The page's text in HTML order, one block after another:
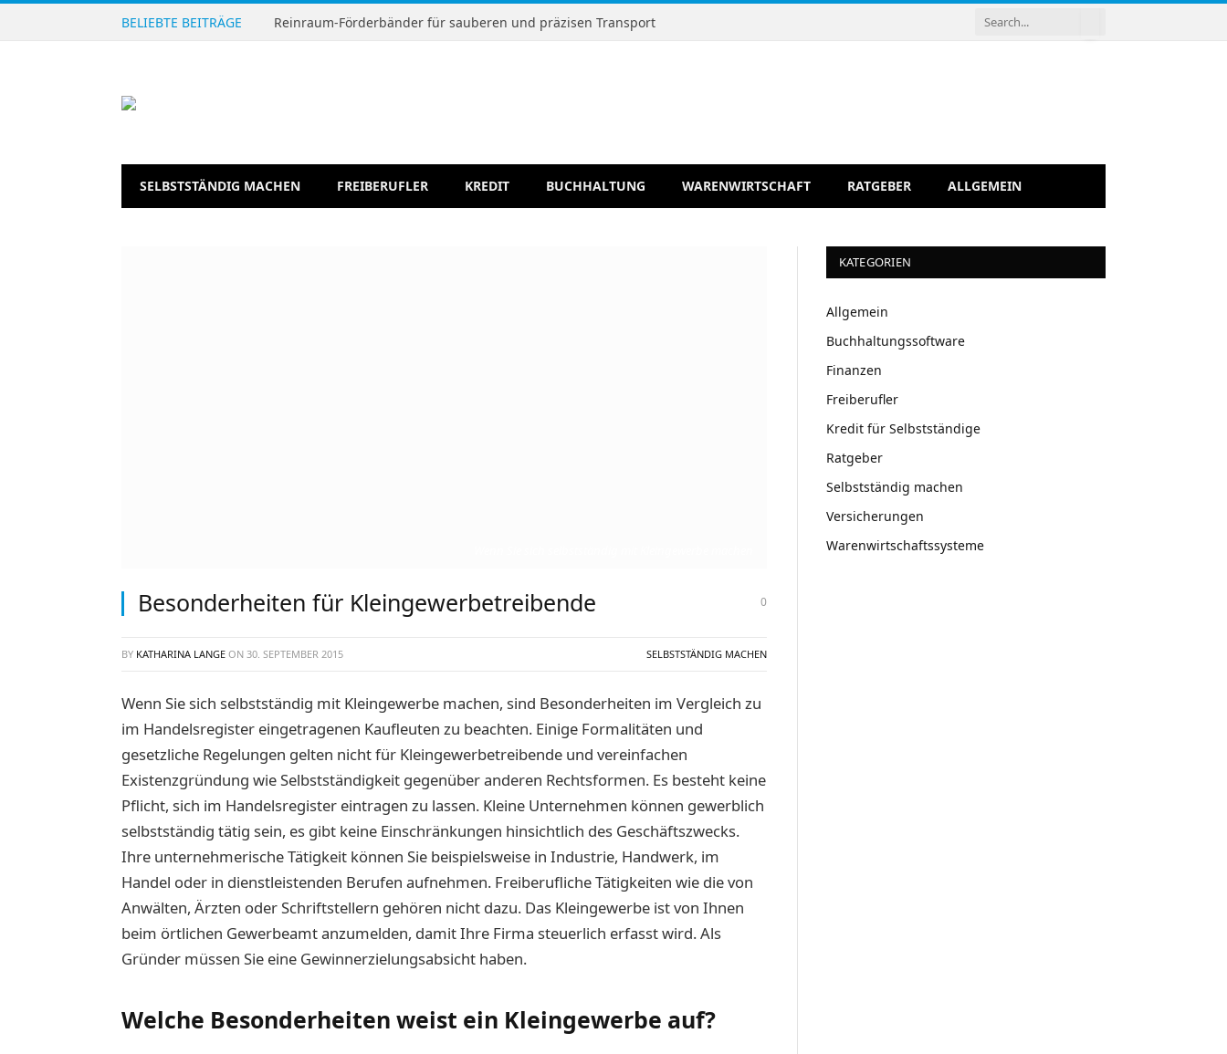
BELIEBTE BEITRÄGE Reinraum-Förderbänder für sauberen und präzisen Transport
SELBSTSTÄNDIG MACHEN FREIBERUFLER KREDIT BUCHHALTUNG WARENWIRTSCHAFT RATGEBER ALLGEMEIN
Besonderheiten für Kleingewerbetreibende 0
BY KATHARINA LANGE ON 30. SEPTEMBER 2015 SELBSTSTÄNDIG MACHEN
Wenn Sie sich selbstständig mit Kleingewerbe machen, sind Besonderheiten im Vergleich zu
im Handelsregister eingetragenen Kaufleuten zu beachten. Einige Formalitäten und
gesetzliche Regelungen gelten nicht für Kleingewerbetreibende und vereinfachen
Existenzgründung wie Selbstständigkeit gegenüber anderen Rechtsformen. Es besteht keine
Pflicht, sich im Handelsregister eintragen zu lassen. Kleine Unternehmen können gewerblich
selbstständig tätig sein, es gibt keine Einschränkungen hinsichtlich des Geschäftszwecks.
Ihre unternehmerische Tätigkeit können Sie beispielsweise in Industrie, Handwerk, im
Handel oder in dienstleistenden Berufen aufnehmen. Freiberufliche Tätigkeiten wie die von
Anwälten, Ärzten oder Schriftstellern gehören nicht dazu. Das Kleingewerbe ist von Ihnen
beim örtlichen Gewerbeamt anzumelden, damit Ihre Firma steuerlich erfasst wird. Als
Gründer müssen Sie eine Gewinnerzielungsabsicht haben.
Welche Besonderheiten weist ein Kleingewerbe auf?
KATEGORIEN
Allgemein
Buchhaltungssoftware
Finanzen
Freiberufler
Kredit für Selbstständige
Ratgeber
Selbstständig machen
Versicherungen
Warenwirtschaftssysteme